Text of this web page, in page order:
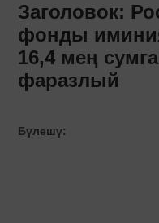
Заголовок:
фонды
16,4 мең
фаразлый
Бүлешү: